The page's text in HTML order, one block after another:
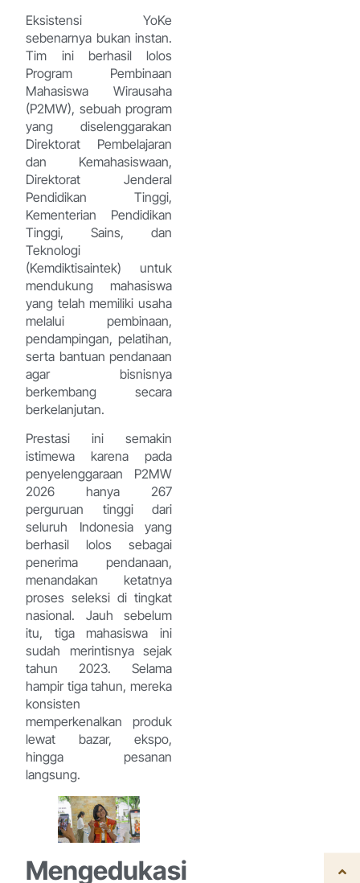
Eksistensi YoKe
sebenarnya bukan instan.
Tim ini berhasil lolos
Program Pembinaan
Mahasiswa Wirausaha
(P2MW), sebuah program
yang diselenggarakan
Direktorat Pembelajaran
dan Kemahasiswaan,
Direktorat Jenderal
Pendidikan Tinggi,
Kementerian Pendidikan
Tinggi, Sains, dan
Teknologi
(Kemdiktisaintek) untuk
mendukung mahasiswa
yang telah memiliki usaha
melalui pembinaan,
pendampingan, pelatihan,
serta bantuan pendanaan
agar bisnisnya
berkembang secara
berkelanjutan.
Prestasi ini semakin
istimewa karena pada
penyelenggaraan P2MW
2026 hanya 267
perguruan tinggi dari
seluruh Indonesia yang
berhasil lolos sebagai
penerima pendanaan,
menandakan ketatnya
proses seleksi di tingkat
nasional. Jauh sebelum
itu, tiga mahasiswa ini
sudah merintisnya sejak
tahun 2023. Selama
hampir tiga tahun, mereka
konsisten
memperkenalkan produk
lewat bazar, ekspo,
hingga pesanan
langsung.
Mengedukasi